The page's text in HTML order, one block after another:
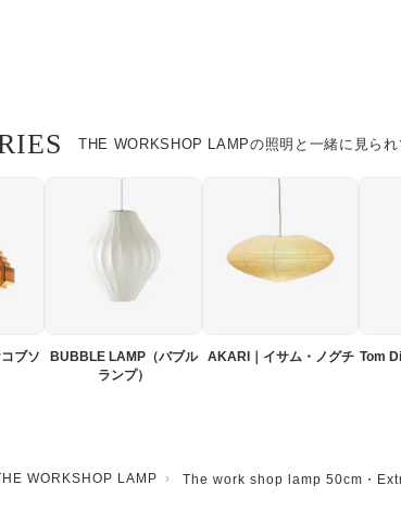
THE WORKSHOP LAMPの照明と一緒に見られ
ブソ
BUBBLE LAMP（バブル
ランプ）
AKARI｜イサム・ノグチ Tom
WORKSHOP LAMP The work shop lamp 50cm・